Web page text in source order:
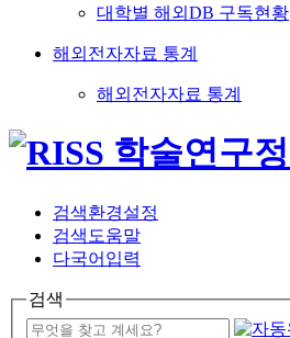
대학별 해외DB 구독현황
해외전자자료 통계
해외전자자료 통계
검색환경설정
검색도움말
다국어입력
검색